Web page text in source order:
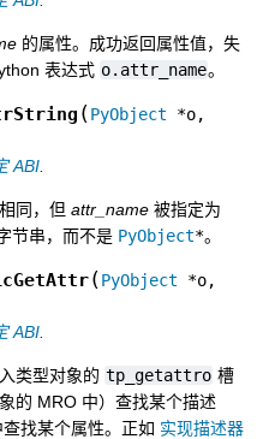
的属性。成功返回属性值，失
表达式 o.attr_name。
(PyObject *o,
ABI
相同，但 attr_name 被指定为
节串，而不是 PyObject*。
(PyObject *o,
ABI
类型对象的 tp_getattro 槽
的 MRO 中）查找某个描述
查找某个属性。正如 实现描述器